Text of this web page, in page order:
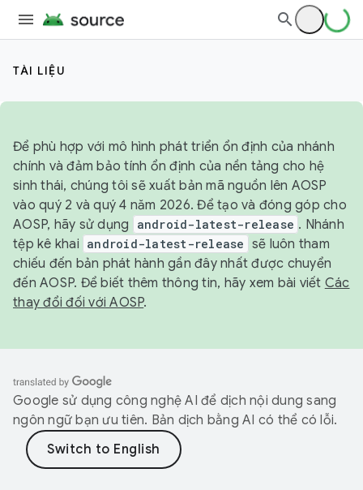
TÀI LIỆU
Để phù hợp với mô hình phát triển ổn định của nhánh
chính và đảm bảo tính ổn định của nền tảng cho hệ
sinh thái, chúng tôi sẽ xuất bản mã nguồn lên AOSP
vào quý 2 và quý 4 năm 2026. Để tạo và đóng góp cho
AOSP, hãy sử dụng
android-latest-release . Nhánh
tệp kê khai android-latest-release sẽ luôn tham
chiếu đến bản phát hành gần đây nhất được chuyển
đến AOSP. Để biết thêm thông tin, hãy xem bài viết Các
thay đổi đối với AOSP.
Google sử dụng công nghệ AI để dịch nội dung sang
ngôn ngữ bạn ưu tiên. Bản dịch bằng AI có thể có lỗi.